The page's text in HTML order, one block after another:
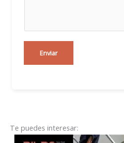
Enviar
Te puedes interesar: